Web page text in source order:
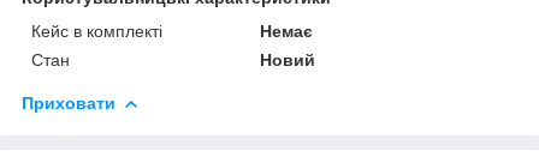
Кейс в комплекті
Немає
Стан
Новий
Приховати